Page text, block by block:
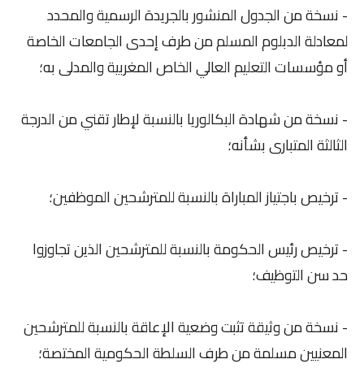
- نسخة من الجدول المنشور بالجريدة الرسمية والمحدد
لمعادلة الدبلوم المسلم من طرف إحدى الجامعات الخاصة
أو مؤسسات التعليم العالي الخاص المغربية والمدلى به؛
- نسخة من شهادة البكالوريا بالنسبة لإطار تقني من الدرجة
الثالثة المتبارى بشأنه؛
- ترخيص باجتياز المباراة بالنسبة للمترشحين الموظفين؛
- ترخيص رئيس الحكومة بالنسبة للمترشحين الذين تجاوزوا
حد سن التوظيف؛
- نسخة من وثيقة تثبت وضعية الإعاقة بالنسبة للمترشحين
المعنيين مسلمة من طرف السلطة الحكومية المختصة؛